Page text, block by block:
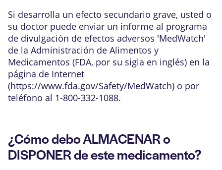
Si desarrolla un efecto secundario grave, usted o
su doctor puede enviar un informe al programa
de divulgación de efectos adversos 'MedWatch'
de la Administración de Alimentos y
Medicamentos (FDA, por su sigla en inglés) en la
página de Internet
(https://www.fda.gov/Safety/MedWatch) o por
teléfono al 1-800-332-1088.
¿Cómo debo ALMACENAR o
DISPONER de este medicamento?